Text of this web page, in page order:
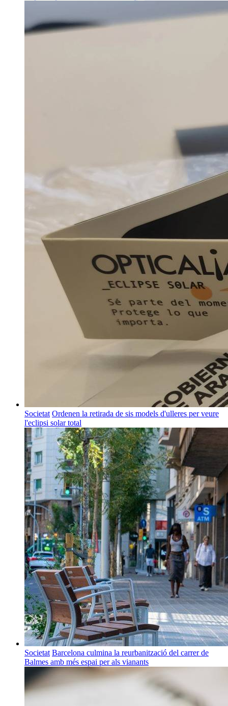
Societat Ordenen la retirada de sis models d'ulleres per veure
l'eclipsi solar total
Societat Barcelona culmina la reurbanització del carrer de
Balmes amb més espai per als vianants